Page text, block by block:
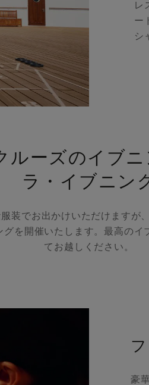
レ
ー
シ
ルーズのイブ
ラ・イブニン
装でお出かけいただけますが
を開催いたします。最高のイ
てお越しください。
豪